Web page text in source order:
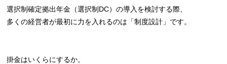
選択制確定拠出年金（選択制DC）の導入を検討する際、
多くの経営者が最初に力を入れるのは「制度設計」です。
掛金はいくらにするか。